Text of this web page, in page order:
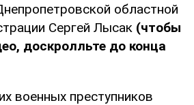
областной
Сергей Лысак (чтобы
доскролльте до конца
военных преступников